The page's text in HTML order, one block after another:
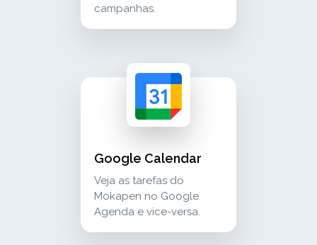
campanhas.
google calendar veja as tarefas do
calendar
Google Calendar
Veja as tarefas do
Mokapen no Google
Agenda e vice-versa.